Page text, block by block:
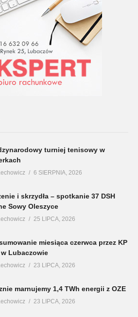
turniej tenisowy w
6 SIERPNIA, 2026
i skrzydła – spotkanie 37 DSH
Sowy Oleszyce
25 LIPCA, 2026
miesiąca czerwca przez KP
w Lubaczowie
23 LIPCA, 2026
marnujemy 1,4 TWh energii z OZE
23 LIPCA, 2026